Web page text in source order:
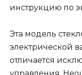
инструкцию по
Эта модель
электрической
отличается